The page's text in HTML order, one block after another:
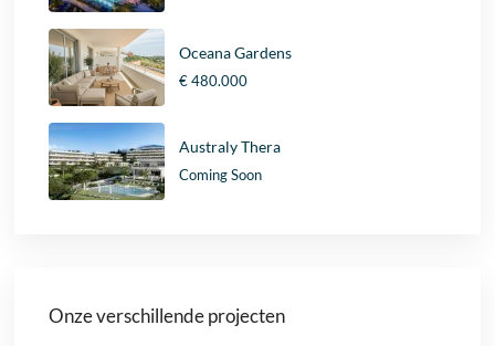
Oceana Gardens
€ 480.000
Australy Thera
Coming Soon
Onze verschillende projecten